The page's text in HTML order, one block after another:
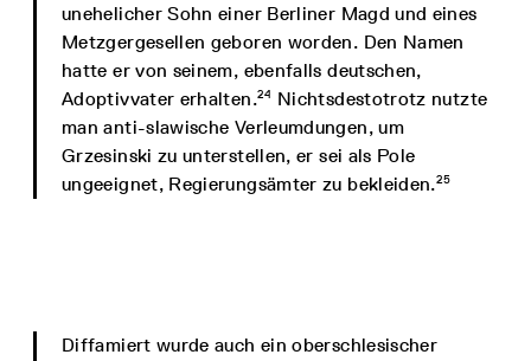
unehelicher Sohn einer Berliner Magd und eines
Metzgergesellen geboren worden. Den Namen
hatte er von seinem, ebenfalls deutschen,
Adoptivvater erhalten.24 Nichtsdestotrotz nutzte
man anti-slawische Verleumdungen, um
Grzesinski zu unterstellen, er sei als Pole
ungeeignet, Regierungsämter zu bekleiden.25
Diffamiert wurde auch ein oberschlesischer